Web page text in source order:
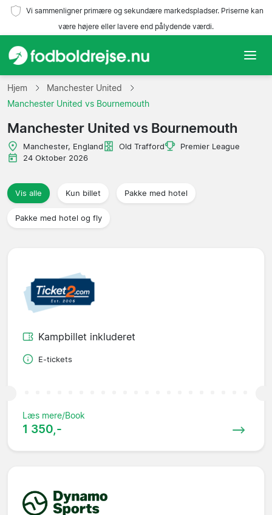
Vi sammenligner primære og sekundære markedspladser. Priserne kan
være højere eller lavere end pålydende værdi.
Hjem
Ligaer
Hjem
Manchester United
Manchester United vs Bournemouth
Manchester United vs Bournemouth
Manchester, England Old Trafford
Premier League
24 Oktober 2026
Vis alle Kun billet Pakke med hotel
Pakke med hotel og fly
Kampbillet inkluderet
E-tickets
Læs mere/Book
1 350,-